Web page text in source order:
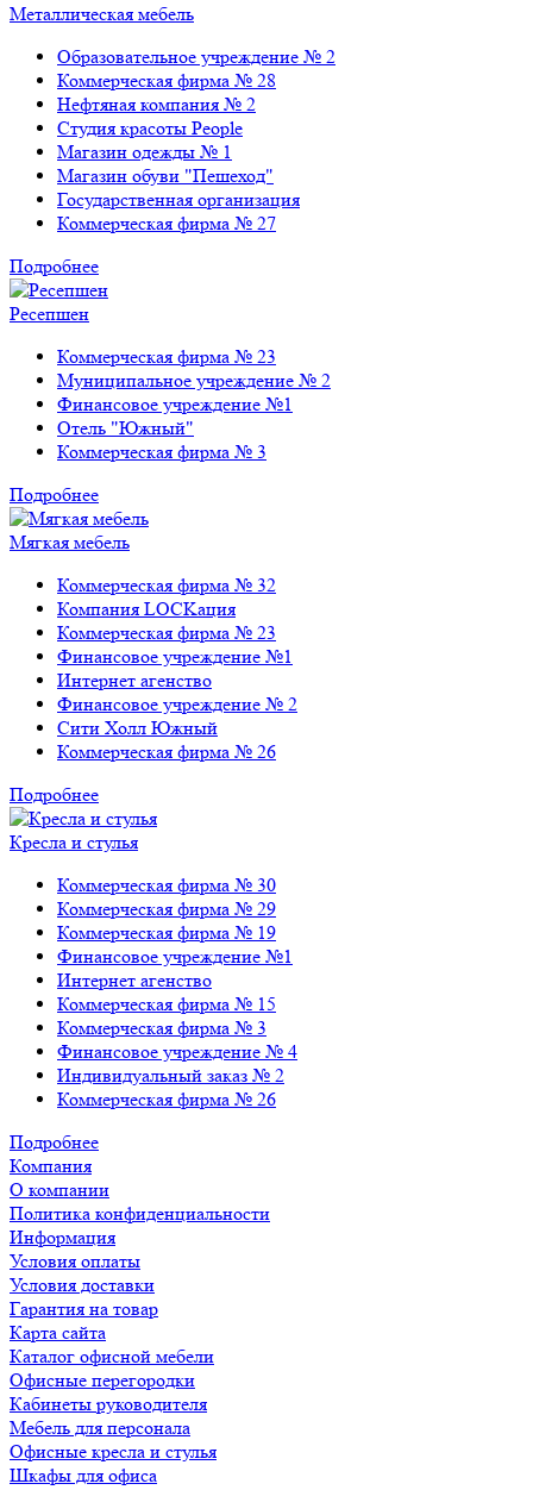
Металлическая мебель
Образовательное учреждение № 2
Коммерческая фирма № 28
Нефтяная компания № 2
Студия красоты People
Магазин одежды № 1
Магазин обуви "Пешеход"
Государственная организация
Коммерческая фирма № 27
Подробнее
Ресепшен
Коммерческая фирма № 23
Муниципальное учреждение № 2
Финансовое учреждение №1
Отель "Южный"
Коммерческая фирма № 3
Подробнее
Мягкая мебель
Коммерческая фирма № 32
Компания LOCKация
Коммерческая фирма № 23
Финансовое учреждение №1
Интернет агенство
Финансовое учреждение № 2
Сити Холл Южный
Коммерческая фирма № 26
Подробнее
Кресла и стулья
Коммерческая фирма № 30
Коммерческая фирма № 29
Коммерческая фирма № 19
Финансовое учреждение №1
Интернет агенство
Коммерческая фирма № 15
Коммерческая фирма № 3
Финансовое учреждение № 4
Индивидуальный заказ № 2
Коммерческая фирма № 26
Подробнее
Компания
О компании
Политика конфиденциальности
Информация
Условия оплаты
Условия доставки
Гарантия на товар
Карта сайта
Каталог офисной мебели
Офисные перегородки
Кабинеты руководителя
Мебель для персонала
Офисные кресла и стулья
Шкафы для офиса